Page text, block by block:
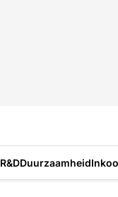
R&DDuurzaamheid